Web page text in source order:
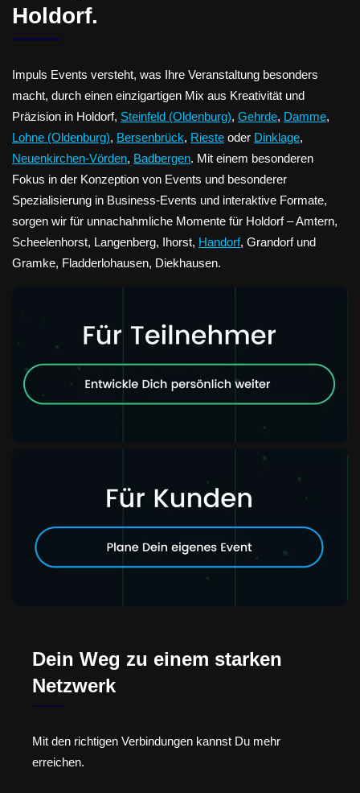
Holdorf.
Impuls Events versteht, was Ihre Veranstaltung besonders
macht, durch einen einzigartigen Mix aus Kreativität und
Präzision in Holdorf, Steinfeld (Oldenburg), Gehrde, Damme,
Lohne (Oldenburg), Bersenbrück, Rieste oder Dinklage,
Neuenkirchen-Vörden, Badbergen. Mit einem besonderen
Fokus in der Konzeption von Events und besonderer
Spezialisierung in Business-Events und interaktive Formate,
sorgen wir für unnachahmliche Momente für Holdorf – Amtern,
Scheelenhorst, Langenberg, Ihorst, Handorf, Grandorf und
Gramke, Fladderlohausen, Diekhausen.
Dein Weg zu einem starken
Netzwerk
Mit den richtigen Verbindungen kannst Du mehr
erreichen.